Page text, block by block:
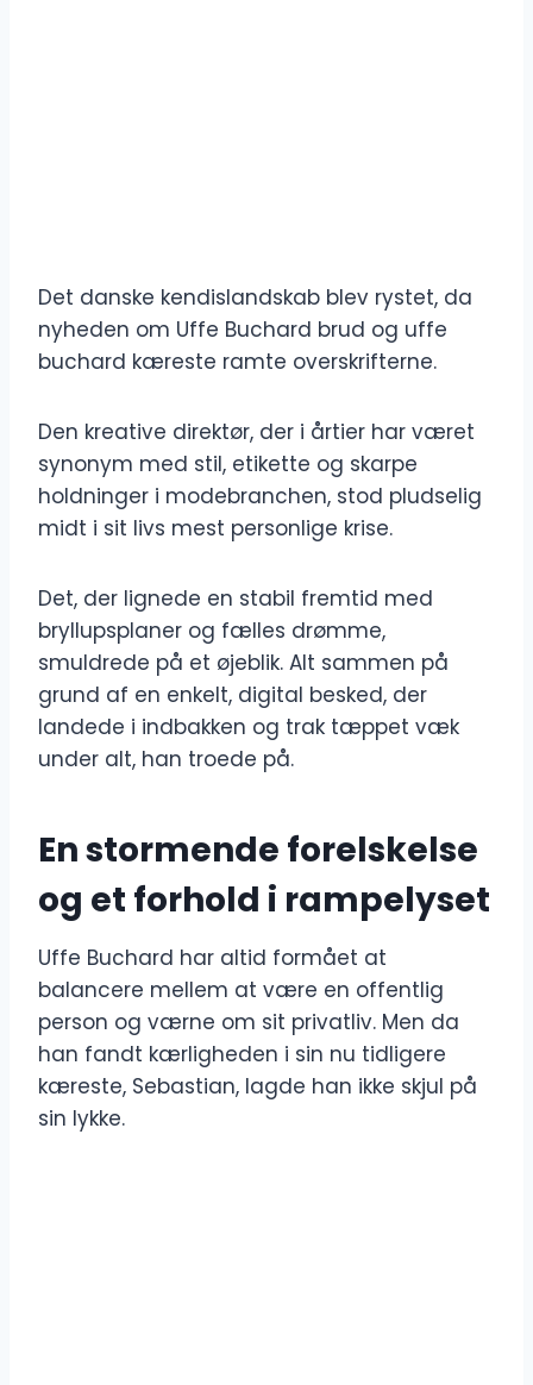
Det danske kendislandskab blev rystet, da
nyheden om Uffe Buchard brud og uffe
buchard kæreste ramte overskrifterne.
Den kreative direktør, der i årtier har været
synonym med stil, etikette og skarpe
holdninger i modebranchen, stod pludselig
midt i sit livs mest personlige krise.
Det, der lignede en stabil fremtid med
bryllupsplaner og fælles drømme,
smuldrede på et øjeblik. Alt sammen på
grund af en enkelt, digital besked, der
landede i indbakken og trak tæppet væk
under alt, han troede på.
En stormende forelskelse
og et forhold i rampelyset
Uffe Buchard har altid formået at
balancere mellem at være en offentlig
person og værne om sit privatliv. Men da
han fandt kærligheden i sin nu tidligere
kæreste, Sebastian, lagde han ikke skjul på
sin lykke.